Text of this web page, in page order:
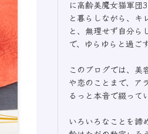
に高齢美魔女猫軍団
と暮らしながら、キ
と、無理せず自分ら
で、ゆらゆらと過ご
このブログでは、美
や恋のことまで、ア
るっと本音で綴って
いろいろなことを諦